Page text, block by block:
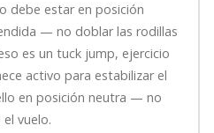
debe estar en posición
— no doblar las rodillas
es un tuck jump, ejercicio
activo para estabilizar el
en posición neutra — no
vuelo.